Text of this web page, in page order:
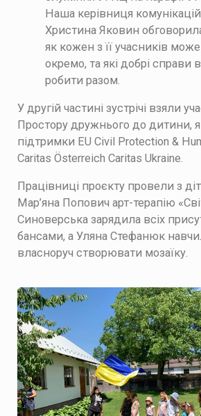
Наша керівниця
Христина Яковин
як кожен з її учасників
окремо, та які добрі справи
робити разом.
У другій частині зустрічі взяли
Простору дружнього до дитини,
підтримки EU Civil Protection &
Caritas Österreich Caritas Ukraine.
Працівниці проєкту провели з
Мар’яна Попович арт-терапію
Синоверська зарядила всіх
бансами, а Уляна Стефанюк
власноруч створювати мозаїку.